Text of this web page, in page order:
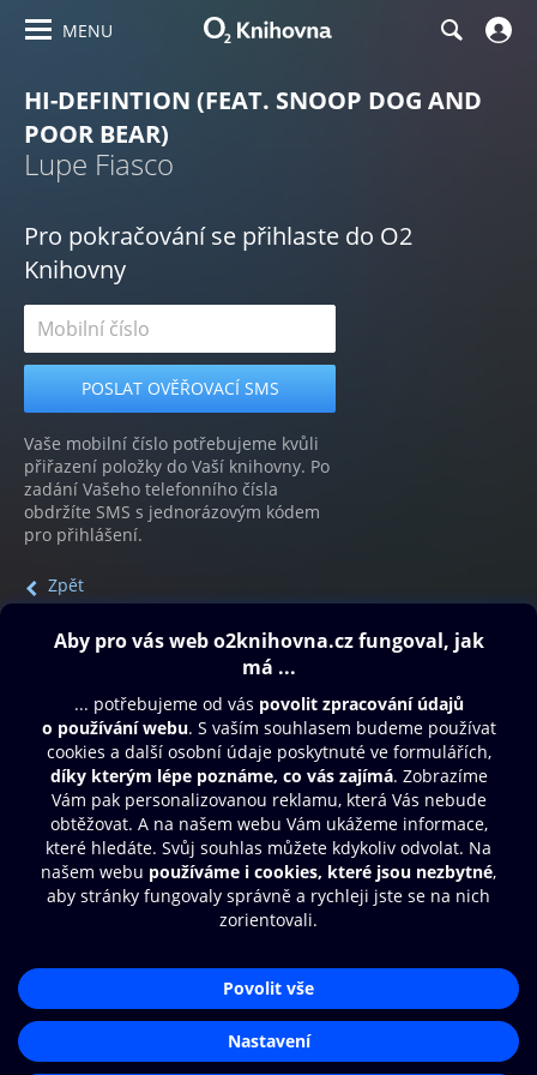
MENU
HI-DEFINTION (FEAT. SNOOP DOG AND
POOR BEAR)
Lupe Fiasco
Pro pokračování se přihlaste do O2
Knihovny
Vaše mobilní číslo potřebujeme kvůli
přiřazení položky do Vaší knihovny. Po
zadání Vašeho telefonního čísla
obdržíte SMS s jednorázovým kódem
pro přihlášení.
Zpět
Obsah ke stažení
Moje O2 Knihovna
Další zábava
© O2 Czech Republic a.s.
Přístupnost
Zásady zpracování osobních údajůAplikace O2 Knihovna
Čti a poslouchej své e-knihy a
audioknihy rychleji a pohodlněji.